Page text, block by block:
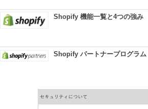
Shopify 機能一覧と4つの強み
Shopify パートナープログラム